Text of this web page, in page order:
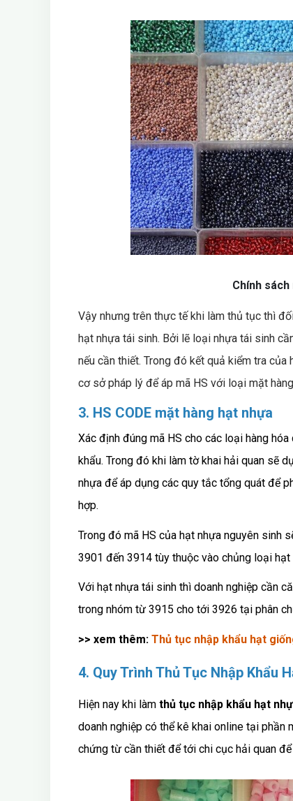
Chính
Vậy nhưng trên thực tế khi làm thủ tục thì
hạt nhựa tái sinh. Bởi lẽ loại nhựa tái sinh
nếu cần thiết. Trong đó kết quả kiểm tra
cơ sở pháp lý để áp mã HS với loại mặt
3. HS CODE mặt hàng hạt nhựa
Xác định đúng mã HS cho các loại hàng
khẩu. Trong đó khi làm tờ khai hải quan sẽ
nhựa để áp dụng các quy tắc tổng quát để
hợp.
Trong đó mã HS của hạt nhựa nguyên sinh
3901 đến 3914 tùy thuộc vào chủng loại
Với hạt nhựa tái sinh thì doanh nghiệp cần
trong nhóm từ 3915 cho tới 3926 tại phân
>> xem thêm: Thủ tục nhập khẩu hạt
4. Quy Trình Thủ Tục Nhập Khẩu
Hiện nay khi làm thủ tục nhập khẩu hạt
doanh nghiệp có thể kê khai online tại phần
chứng từ cần thiết để tới chi cục hải quan